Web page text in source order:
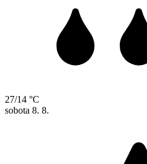
27/14 °C
sobota 8. 8.